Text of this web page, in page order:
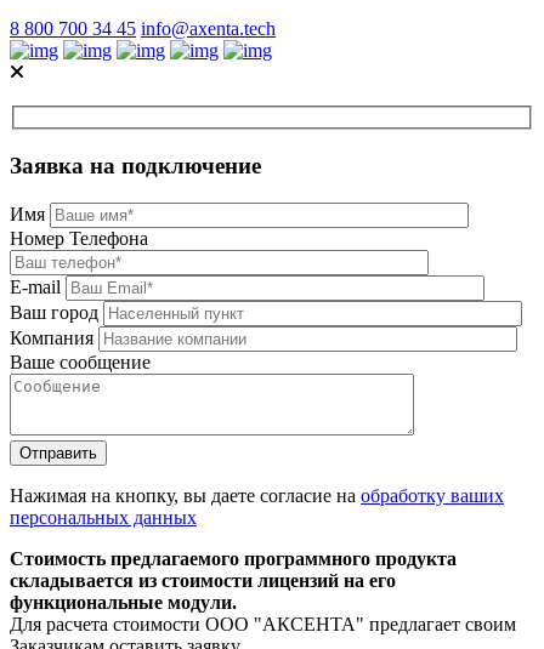
8 800 700 34 45 info@axenta.tech
Заявка на подключение
Имя
Номер Телефона
E-mail
Ваш город
Компания
Ваше сообщение
Нажимая на кнопку, вы даете согласие на обработку ваших
персональных данных
Стоимость предлагаемого программного продукта
складывается из стоимости лицензий на его
функциональные модули.
Для расчета стоимости ООО "АКСЕНТА" предлагает своим